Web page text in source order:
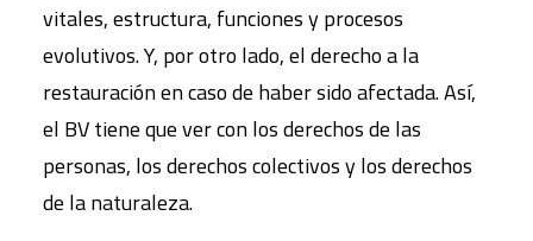
vitales, estructura, funciones y procesos
evolutivos. Y, por otro lado, el derecho a la
restauración en caso de haber sido afectada. Así,
el BV tiene que ver con los derechos de las
personas, los derechos colectivos y los derechos
de la naturaleza.